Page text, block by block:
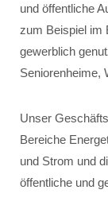
und öffentliche
zum Beispiel im
gewerblich
Seniorenheime,
Unser
Bereiche
und Strom und
öffentliche und